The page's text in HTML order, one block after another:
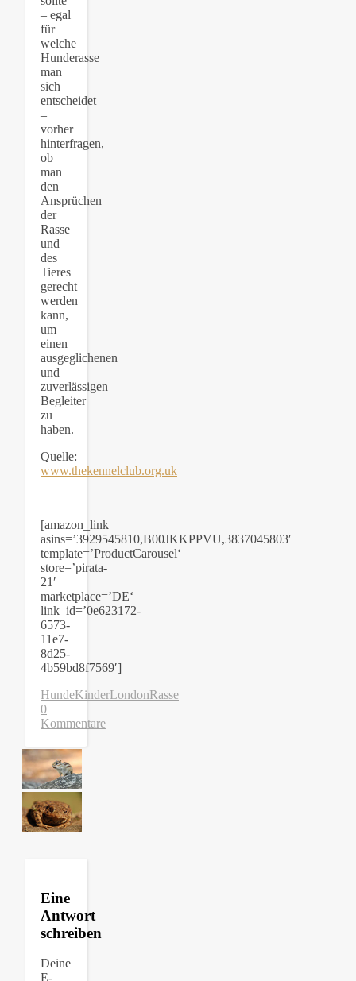
– egal
für
welche
Hunderasse
man
sich
entscheidet
–
vorher
hinterfragen,
ob
man
den
Ansprüchen
der
Rasse
und
des
Tieres
gerecht
werden
kann,
um
einen
ausgeglichenen
und
zuverlässigen
Begleiter
zu
haben.
Quelle:
www.thekennelclub.org.uk
[amazon_link
asins=’3929545810,B00JKKPPVU,3837045803′
template=’ProductCarousel‘
store=’pirata-
21′
marketplace=’DE‘
link_id=’0e623172-
6573-
11e7-
8d25-
4b59bd8f7569′]
HundeKinderLondonRasse
0
Kommentare
Eine
Antwort
schreiben
Deine
E-